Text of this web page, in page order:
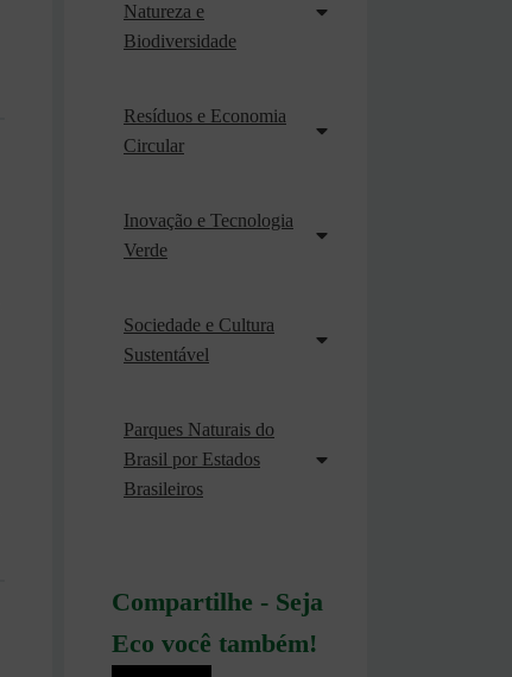
Natureza e
Biodiversidade
Resíduos e Economia
Circular
Inovação e Tecnologia
Verde
Sociedade e Cultura
Sustentável
Parques Naturais do
Brasil por Estados
Brasileiros
Compartilhe - Seja
Eco você também!